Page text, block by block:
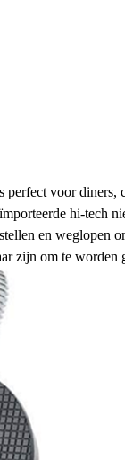
voor diners,
hi-tech
en weglopen
zijn om te worden